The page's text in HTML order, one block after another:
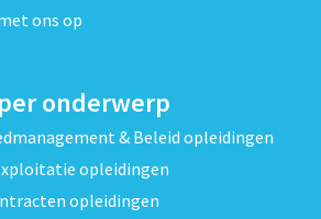
ons op
onderwerp
& Beleid opleidingen
opleidingen
opleidingen